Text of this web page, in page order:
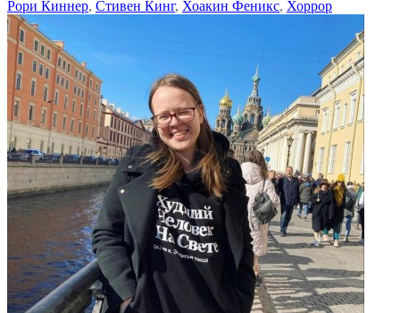
Рори Киннер, Стивен Кинг, Хоакин Феникс, Хоррор